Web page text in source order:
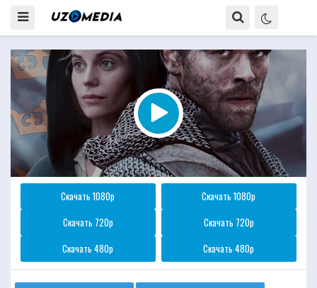
Скачать 1080p
Скачать 1080p
Скачать 720p
Скачать 720p
Скачать 480p
Скачать 480p